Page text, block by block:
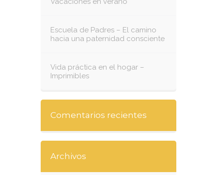
Escuela de Padres – El camino
hacia una paternidad consciente
Vida práctica en el hogar –
Imprimibles
Comentarios recientes
Archivos